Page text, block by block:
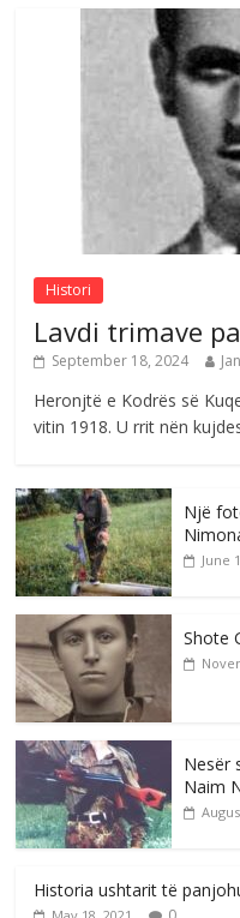
në
Histori
Lavdi trimave
September 18, 2024
Heronjtë e Kodrës së
vitin 1918. U rrit nën
Një
June
Shote
Nesër
Naim
Historia ushtarit të